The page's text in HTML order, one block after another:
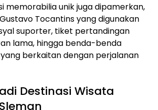
memorabilia unik juga dipamerkan,
Tocantins yang digunakan
suporter, tiket pertandingan
lama, hingga benda-benda
berkaitan dengan perjalanan
Destinasi Wisata